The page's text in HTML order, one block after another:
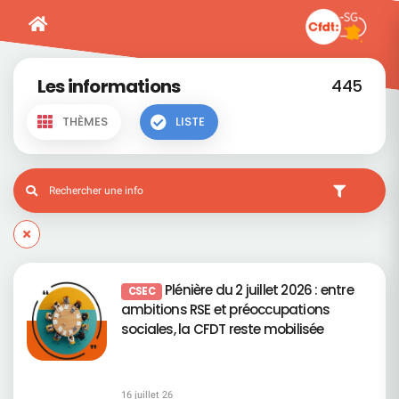
Les informations 445
THÈMES LISTE
CSEC Plénière du 2 juillet 2026 : entre
ambitions RSE et préoccupations
sociales, la CFDT reste mobilisée
16 juillet 26